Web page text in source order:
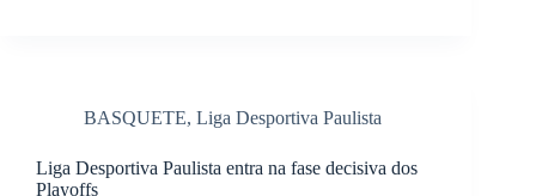
BASQUETE, Liga Desportiva Paulista
Liga Desportiva Paulista entra na fase decisiva dos
Playoffs